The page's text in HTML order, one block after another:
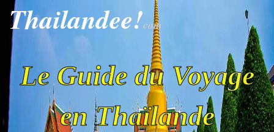
Thailandee!com
Le Guide du Voyage
en Thaïlande